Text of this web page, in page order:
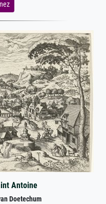
Antoine
Doetechum